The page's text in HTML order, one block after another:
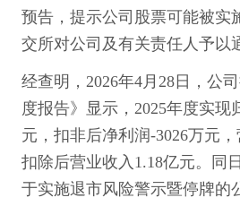
预告，提示公司股票可能被实
交所对公司及有关责任人予以
经查明，2026年4月28日，公
度报告》显示，2025年度实现
元，扣非后净利润-3026万元，
扣除后营业收入1.18亿元。同
于实施退市风险警示暨停牌的